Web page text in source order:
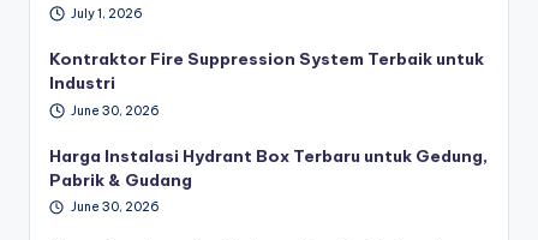
July 1, 2026
Kontraktor Fire Suppression System Terbaik untuk
Industri
June 30, 2026
Harga Instalasi Hydrant Box Terbaru untuk Gedung,
Pabrik & Gudang
June 30, 2026